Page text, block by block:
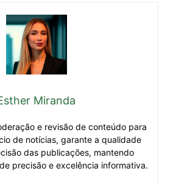
Miranda
e revisão de conteúdo para
de notícias, garante a qualidade
das publicações, mantendo
precisão e excelência informativa.